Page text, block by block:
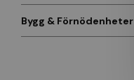
Bygg & Förnödenheter